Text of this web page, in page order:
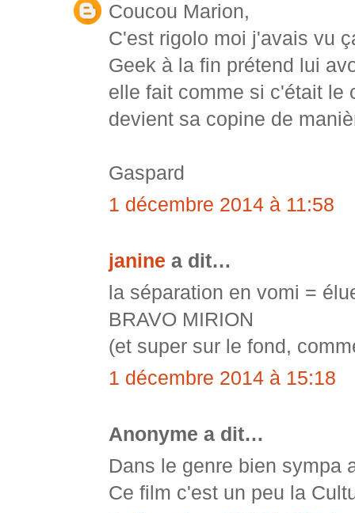
Coucou Marion,
C'est rigolo moi j'avais vu
Geek à la fin prétend lui
elle fait comme si c'était le
devient sa copine de
Gaspard
1 décembre 2014 à 11:58
janine a dit…
la séparation en vomi =
BRAVO MIRION
(et super sur le fond,
1 décembre 2014 à 15:18
Anonyme a dit…
Dans le genre bien sympa
Ce film c'est un peu la